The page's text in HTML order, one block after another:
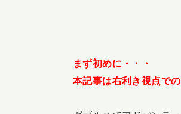
まず初めに・・・
本記事は右利き視点で